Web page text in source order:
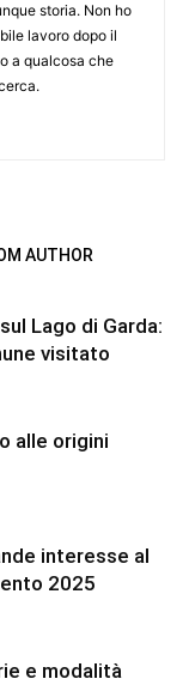
storia. Non ho
lavoro dopo il
a qualcosa che
AUTHOR
Lago di Garda:
visitato
alle origini
interesse al
2025
e modalità